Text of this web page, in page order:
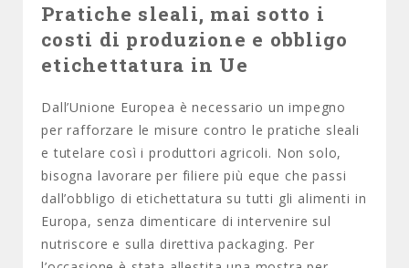
Pratiche sleali, mai sotto i
costi di produzione e obbligo
etichettatura in Ue
Dall’Unione Europea è necessario un impegno
per rafforzare le misure contro le pratiche sleali
e tutelare così i produttori agricoli. Non solo,
bisogna lavorare per filiere più eque che passi
dall’obbligo di etichettatura su tutti gli alimenti in
Europa, senza dimenticare di intervenire sul
nutriscore e sulla direttiva packaging. Per